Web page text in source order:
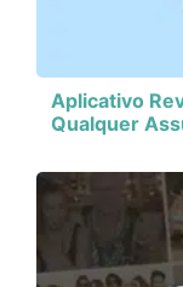
Aplicativo
Qualquer